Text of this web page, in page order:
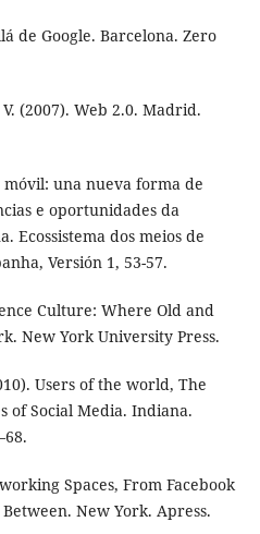
de Google. Barcelona. Zero
(2007). Web 2.0. Madrid.
una nueva forma de
e oportunidades da
Ecossistema dos meios de
Versión 1, 53-57.
Culture: Where Old and
New York University Press.
Users of the world, The
of Social Media. Indiana.
Spaces, From Facebook
New York. Apress.